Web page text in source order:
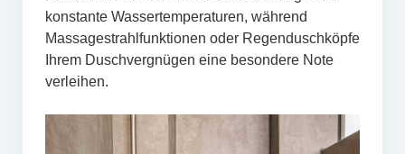
konstante Wassertemperaturen, während
Massagestrahlfunktionen oder Regenduschköpfe
Ihrem Duschvergnügen eine besondere Note
verleihen.